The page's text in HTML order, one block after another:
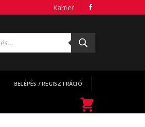
Karrier
BELÉPÉS / REGISZTRÁCIÓ